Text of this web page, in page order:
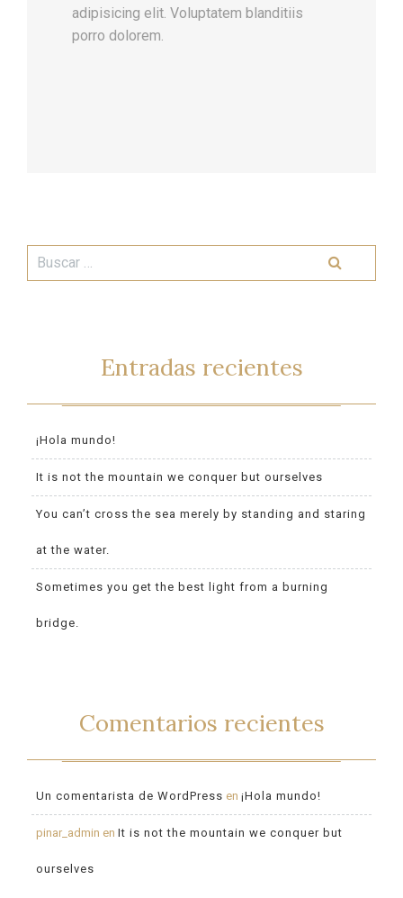
adipisicing elit. Voluptatem blanditiis
porro dolorem.
Entradas recientes
¡Hola mundo!
It is not the mountain we conquer but ourselves
You can’t cross the sea merely by standing and staring
at the water.
Sometimes you get the best light from a burning
bridge.
Comentarios recientes
Un comentarista de WordPress en ¡Hola mundo!
pinar_admin en It is not the mountain we conquer but
ourselves